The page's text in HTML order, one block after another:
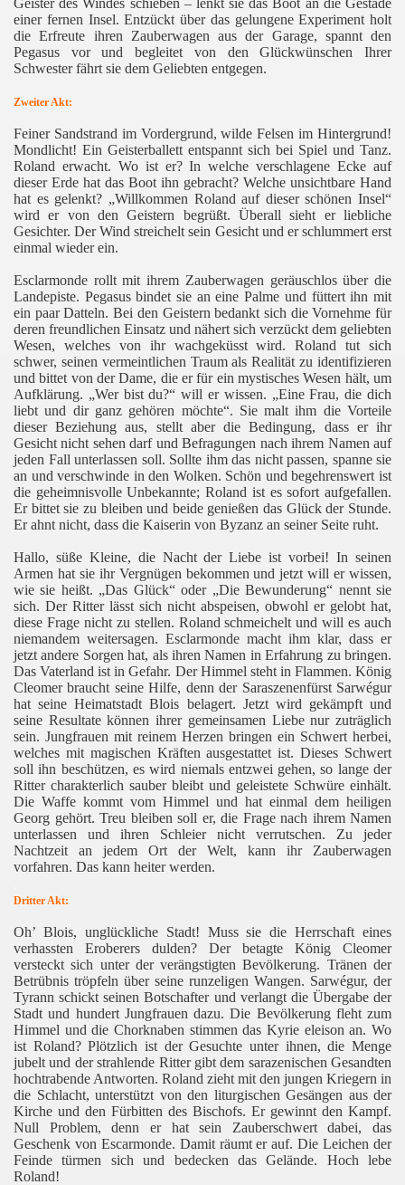
einer fernen Insel. Entzückt über das gelungene Experiment holt
die Erfreute ihren Zauberwagen aus der Garage, spannt den
Pegasus vor und begleitet von den Glückwünschen Ihrer
Schwester fährt sie dem Geliebten entgegen.
Zweiter Akt:
Feiner Sandstrand im Vordergrund, wilde Felsen im Hintergrund!
Mondlicht! Ein Geisterballett entspannt sich bei Spiel und Tanz.
Roland erwacht. Wo ist er? In welche verschlagene Ecke auf
dieser Erde hat das Boot ihn gebracht? Welche unsichtbare Hand
hat es gelenkt? „Willkommen Roland auf dieser schönen Insel“
wird er von den Geistern begrüßt. Überall sieht er liebliche
Gesichter. Der Wind streichelt sein Gesicht und er schlummert erst
einmal wieder ein.
Esclarmonde rollt mit ihrem Zauberwagen geräuschlos über die
Landepiste. Pegasus bindet sie an eine Palme und füttert ihn mit
ein paar Datteln. Bei den Geistern bedankt sich die Vornehme für
deren freundlichen Einsatz und nähert sich verzückt dem geliebten
Wesen, welches von ihr wachgeküsst wird. Roland tut sich
schwer, seinen vermeintlichen Traum als Realität zu identifizieren
und bittet von der Dame, die er für ein mystisches Wesen hält, um
Aufklärung. „Wer bist du?“ will er wissen. „Eine Frau, die dich
liebt und dir ganz gehören möchte“. Sie malt ihm die Vorteile
dieser Beziehung aus, stellt aber die Bedingung, dass er ihr
Gesicht nicht sehen darf und Befragungen nach ihrem Namen auf
jeden Fall unterlassen soll. Sollte ihm das nicht passen, spanne sie
an und verschwinde in den Wolken. Schön und begehrenswert ist
die geheimnisvolle Unbekannte; Roland ist es sofort aufgefallen.
Er bittet sie zu bleiben und beide genießen das Glück der Stunde.
Er ahnt nicht, dass die Kaiserin von Byzanz an seiner Seite ruht.
Hallo, süße Kleine, die Nacht der Liebe ist vorbei! In seinen
Armen hat sie ihr Vergnügen bekommen und jetzt will er wissen,
wie sie heißt. „Das Glück“ oder „Die Bewunderung“ nennt sie
sich. Der Ritter lässt sich nicht abspeisen, obwohl er gelobt hat,
diese Frage nicht zu stellen. Roland schmeichelt und will es auch
niemandem weitersagen. Esclarmonde macht ihm klar, dass er
jetzt andere Sorgen hat, als ihren Namen in Erfahrung zu bringen.
Das Vaterland ist in Gefahr. Der Himmel steht in Flammen. König
Cleomer braucht seine Hilfe, denn der Saraszenenfürst Sarwégur
hat seine Heimatstadt Blois belagert. Jetzt wird gekämpft und
seine Resultate können ihrer gemeinsamen Liebe nur zuträglich
sein. Jungfrauen mit reinem Herzen bringen ein Schwert herbei,
welches mit magischen Kräften ausgestattet ist. Dieses Schwert
soll ihn beschützen, es wird niemals entzwei gehen, so lange der
Ritter charakterlich sauber bleibt und geleistete Schwüre einhält.
Die Waffe kommt vom Himmel und hat einmal dem heiligen
Georg gehört. Treu bleiben soll er, die Frage nach ihrem Namen
unterlassen und ihren Schleier nicht verrutschen. Zu jeder
Nachtzeit an jedem Ort der Welt, kann ihr Zauberwagen
vorfahren. Das kann heiter werden.
Dritter Akt:
Oh’ Blois, unglückliche Stadt! Muss sie die Herrschaft eines
verhassten Eroberers dulden? Der betagte König Cleomer
versteckt sich unter der verängstigten Bevölkerung. Tränen der
Betrübnis tröpfeln über seine runzeligen Wangen. Sarwégur, der
Tyrann schickt seinen Botschafter und verlangt die Übergabe der
Stadt und hundert Jungfrauen dazu. Die Bevölkerung fleht zum
Himmel und die Chorknaben stimmen das Kyrie eleison an. Wo
ist Roland? Plötzlich ist der Gesuchte unter ihnen, die Menge
jubelt und der strahlende Ritter gibt dem sarazenischen Gesandten
hochtrabende Antworten. Roland zieht mit den jungen Kriegern in
die Schlacht, unterstützt von den liturgischen Gesängen aus der
Kirche und den Fürbitten des Bischofs. Er gewinnt den Kampf.
Null Problem, denn er hat sein Zauberschwert dabei, das
Geschenk von Escarmonde. Damit räumt er auf. Die Leichen der
Feinde türmen sich und bedecken das Gelände. Hoch lebe
Roland!